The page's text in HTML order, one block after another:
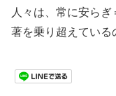
人々は、常に安ら
著を乗り超えている